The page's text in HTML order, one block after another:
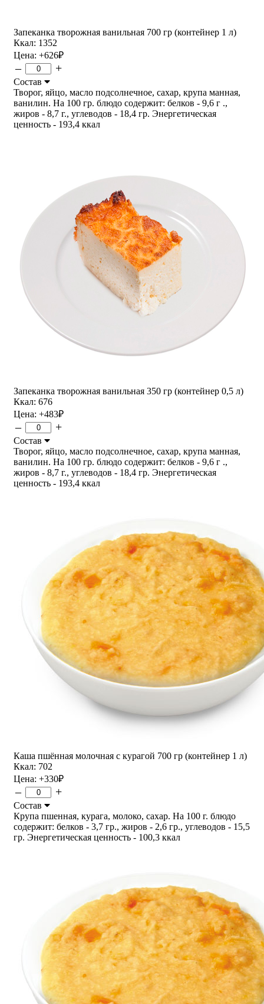
Запеканка творожная ванильная 700 гр (контейнер 1 л)
Ккал: 1352
Цена: +626₽
– +
Состав
Творог, яйцо, масло подсолнечное, сахар, крупа манная,
ванилин. На 100 гр. блюдо содержит: белков - 9,6 г .,
жиров - 8,7 г., углеводов - 18,4 гр. Энергетическая
ценность - 193,4 ккал
Запеканка творожная ванильная 350 гр (контейнер 0,5 л)
Ккал: 676
Цена: +483₽
– +
Состав
Творог, яйцо, масло подсолнечное, сахар, крупа манная,
ванилин. На 100 гр. блюдо содержит: белков - 9,6 г .,
жиров - 8,7 г., углеводов - 18,4 гр. Энергетическая
ценность - 193,4 ккал
Каша пшённая молочная с курагой 700 гр (контейнер 1 л)
Ккал: 702
Цена: +330₽
– +
Состав
Крупа пшенная, курага, молоко, сахар. На 100 г. блюдо
содержит: белков - 3,7 гр., жиров - 2,6 гр., углеводов - 15,5
гр. Энергетическая ценность - 100,3 ккал